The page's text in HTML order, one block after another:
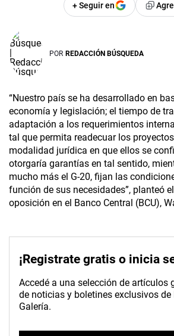
+ Seguir en
POR REDACCIÓN BÚSQUEDA
“Nuestro país se ha desarrollado en
economía y legislación; el tiempo de
adaptación a los requerimientos
tal que permita readecuar los
modalidad jurídica en que ellos se
otorgaría garantías en tal sentido,
mucho más el G-20, fijan las
función de sus necesidades”, planteó
oposición en el Banco Central (BCU),
¡Registrate gratis o inicia
Accedé a una selección de artículos
de noticias y boletines exclusivos de
Galería.